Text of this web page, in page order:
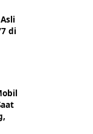
di